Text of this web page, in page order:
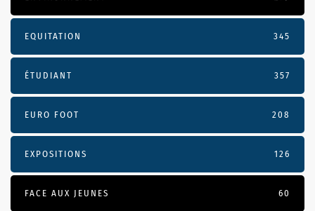
EQUITATION 345
ÉTUDIANT 357
EURO FOOT 208
EXPOSITIONS 126
FACE AUX JEUNES 60